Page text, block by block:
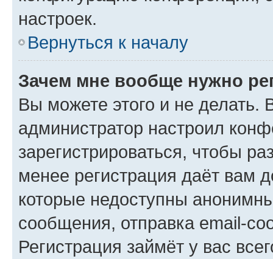
настроек.
Вернуться к началу
Зачем мне вообще нужно
Вы можете этого и не делать.
администратор настроил
зарегистрироваться, чтобы
менее регистрация даёт вам
которые недоступны
сообщения, отправка email-
Регистрация займёт у вас